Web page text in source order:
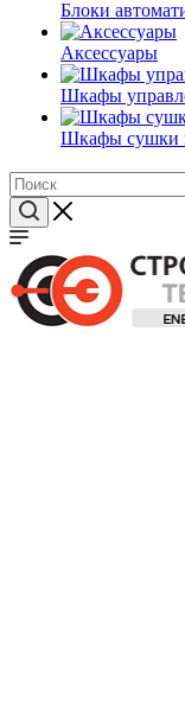
Блоки
Аксессуары
Шкафы
Шкафы сушки